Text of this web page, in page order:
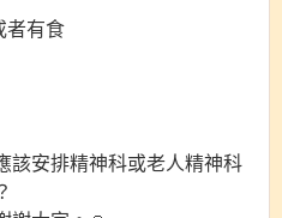
者有食
該安排精神科或老人精神科